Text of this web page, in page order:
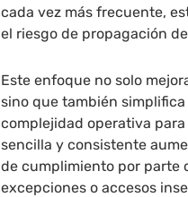
cada vez más frecuente,
el riesgo de propagación
Este enfoque no solo
sino que también
complejidad operativa
sencilla y consistente
de cumplimiento por parte
excepciones o accesos